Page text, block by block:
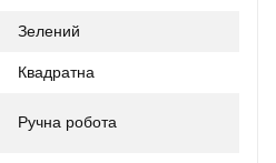
Зелений
Квадратна
Ручна робота